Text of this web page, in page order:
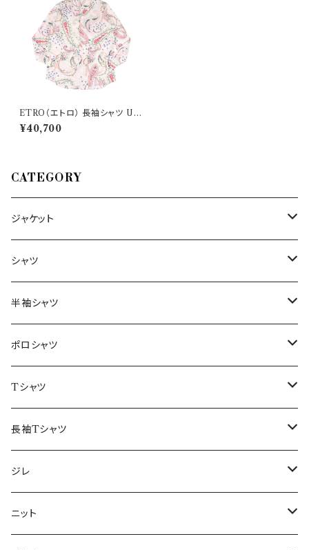
ETRO（エトロ） 長袖シャツ U1
2 1K094 6300 31985
¥40,700
CATEGORY
ジャケット
～44/S
46/M
48/L
50/XL～
シャツ
～44/S
46/M
48/L
50/XL～
半袖シャツ
～44/S
46/M
48/L
50/XL～
ポロシャツ
～44/S
46/M
48/L
50/XL～
Tシャツ
～44/S
46/M
48/L
長袖Tシャツ
～44/S
46/M
ジレ
～44/S
ニット